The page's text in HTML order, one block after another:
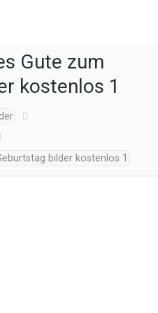
Gute zum
kostenlos 1
bilder kostenlos 1